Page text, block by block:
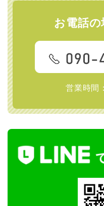
お電話の
営業時間